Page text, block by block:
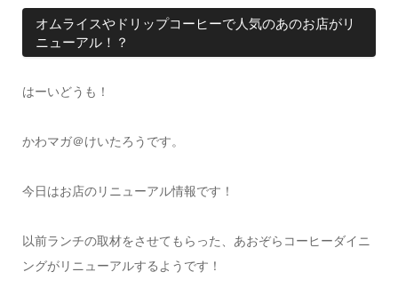
オムライスやドリップコーヒーで人気のあのお店がリ
ニューアル！？
はーいどうも！
かわマガ＠けいたろうです。
今日はお店のリニューアル情報です！
以前ランチの取材をさせてもらった、あおぞらコーヒーダイニ
ングがリニューアルするようです！